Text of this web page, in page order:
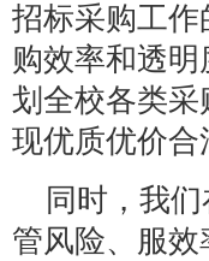
招标采购工
购效率和透
划全校各类
现优质优价合
同时，我
管风险、服